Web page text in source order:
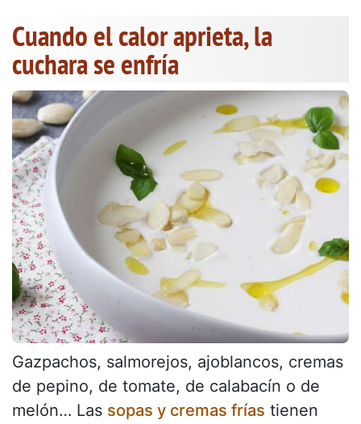
Cuando el calor aprieta, la
cuchara se enfría
Gazpachos, salmorejos, ajoblancos, cremas
de pepino, de tomate, de calabacín o de
melón… Las sopas y cremas frías tienen